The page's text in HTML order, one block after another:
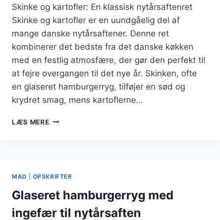
Skinke og kartofler: En klassisk nytårsaftenret
Skinke og kartofler er en uundgåelig del af
mange danske nytårsaftener. Denne ret
kombinerer det bedste fra det danske køkken
med en festlig atmosfære, der gør den perfekt til
at fejre overgangen til det nye år. Skinken, ofte
en glaseret hamburgerryg, tilføjer en sød og
krydret smag, mens kartoflerne…
LÆS MERESKINKE
MAD OPSKRIFTER
Glaseret hamburgerryg med
ingefær til nytårsaften